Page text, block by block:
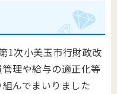
1次小美玉市行財政改
理や給与の適正化等
んでまいりました